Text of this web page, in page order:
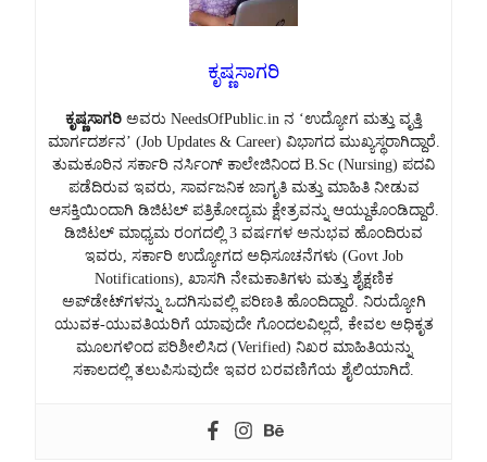
ಕೃಷ್ಣಸಾಗರಿ
ಕೃಷ್ಣಸಾಗರಿ ಅವರು NeedsOfPublic.in ನ ‘ಉದ್ಯೋಗ ಮತ್ತು ವೃತ್ತಿ
ಮಾರ್ಗದರ್ಶನ’ (Job Updates & Career) ವಿಭಾಗದ ಮುಖ್ಯಸ್ಥರಾಗಿದ್ದಾರೆ.
ತುಮಕೂರಿನ ಸರ್ಕಾರಿ ನರ್ಸಿಂಗ್ ಕಾಲೇಜಿನಿಂದ B.Sc (Nursing) ಪದವಿ
ಪಡೆದಿರುವ ಇವರು, ಸಾರ್ವಜನಿಕ ಜಾಗೃತಿ ಮತ್ತು ಮಾಹಿತಿ ನೀಡುವ
ಆಸಕ್ತಿಯಿಂದಾಗಿ ಡಿಜಿಟಲ್ ಪತ್ರಿಕೋದ್ಯಮ ಕ್ಷೇತ್ರವನ್ನು ಆಯ್ದುಕೊಂಡಿದ್ದಾರೆ.
ಡಿಜಿಟಲ್ ಮಾಧ್ಯಮ ರಂಗದಲ್ಲಿ 3 ವರ್ಷಗಳ ಅನುಭವ ಹೊಂದಿರುವ
ಇವರು, ಸರ್ಕಾರಿ ಉದ್ಯೋಗದ ಅಧಿಸೂಚನೆಗಳು (Govt Job
Notifications), ಖಾಸಗಿ ನೇಮಕಾತಿಗಳು ಮತ್ತು ಶೈಕ್ಷಣಿಕ
ಅಪ್‌ಡೇಟ್‌ಗಳನ್ನು ಒದಗಿಸುವಲ್ಲಿ ಪರಿಣತಿ ಹೊಂದಿದ್ದಾರೆ. ನಿರುದ್ಯೋಗಿ
ಯುವಕ-ಯುವತಿಯರಿಗೆ ಯಾವುದೇ ಗೊಂದಲವಿಲ್ಲದೆ, ಕೇವಲ ಅಧಿಕೃತ
ಮೂಲಗಳಿಂದ ಪರಿಶೀಲಿಸಿದ (Verified) ನಿಖರ ಮಾಹಿತಿಯನ್ನು
ಸಕಾಲದಲ್ಲಿ ತಲುಪಿಸುವುದೇ ಇವರ ಬರವಣಿಗೆಯ ಶೈಲಿಯಾಗಿದೆ.